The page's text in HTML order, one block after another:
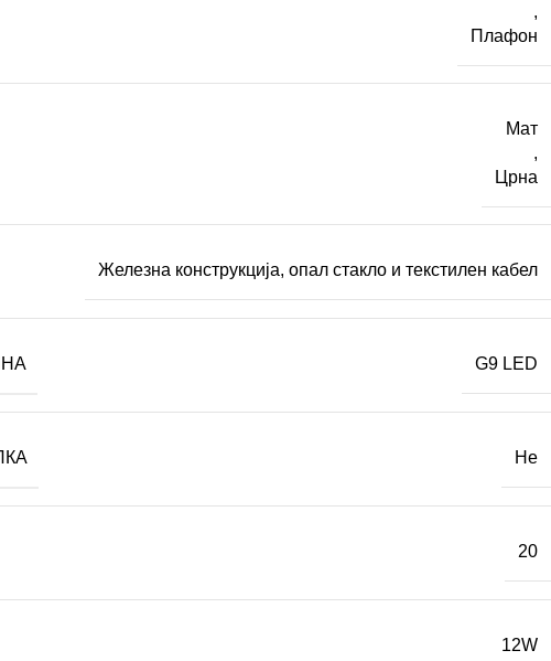
,
Плафон
Мат
,
Црна
Железна конструкција, опал стакло и текстилен кабел
G9 LED
Не
20
12W